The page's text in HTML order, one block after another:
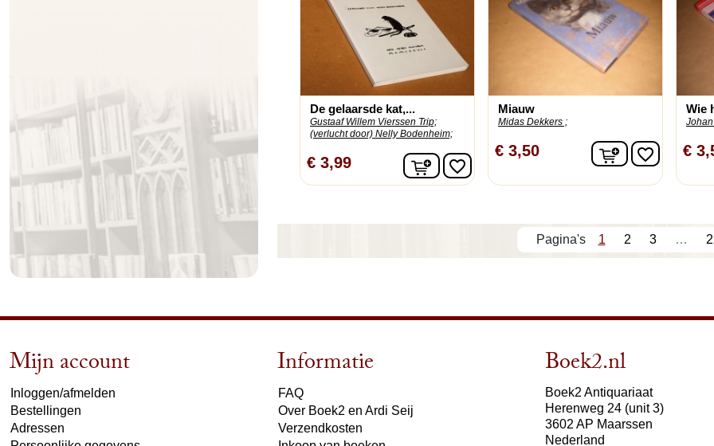
De gelaarsde kat,...
Gustaaf Willem Vierssen Trip;
(verlucht door) Nelly Bodenheim;
€ 3,99 In winkelwagen
favorite_border
Miauw
Midas Dekkers ;
€ 3,50 Infavorite_border
Wie
€
1 2 3 …
Mijn account
Inloggen/afmelden
Bestellingen
Adressen
Informatie
FAQ
Over Boek2 en Ardi Seij
Verzendkosten
Boek2.nl
Boek2 Antiquariaat
Herenweg 24 (unit 3)
3602 AP Maarssen
Nederland